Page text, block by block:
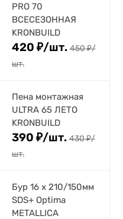
PRO 70
ВСЕСЕЗОННАЯ
KRONBUILD
420 ₽/шт. 450₽/
шт.
Пена монтажная
ULTRA 65 ЛЕТО
KRONBUILD
390 ₽/шт. 430₽/
шт.
Бур 16 х 210/150мм
SDS+ Optima
METALLICA